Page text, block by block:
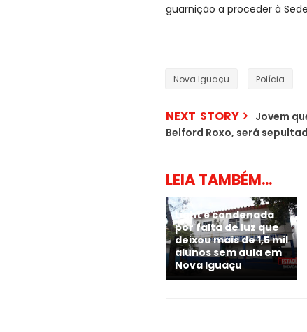
guarnição a proceder à
Nova Iguaçu Polícia
NEXT STORY
Jovem
Belford Roxo, será
LEIA TAMBÉM...
Light é condenada
por falta de luz que
deixou mais de 1,5 mil
alunos sem aula em
Nova Iguaçu